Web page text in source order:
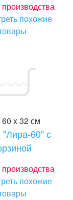
похожие
x 32 см
60" с
похожие